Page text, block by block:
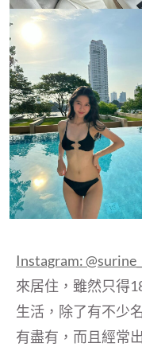
Instagram: @surine__
來居住，雖然只得
生活，除了有不少
有盡有，而且經常